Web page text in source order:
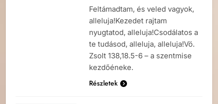
Feltámadtam, és veled vagyok,
alleluja!Kezedet rajtam
nyugtatod, alleluja!Csodálatos a
te tudásod, alleluja, alleluja!Vö.
Zsolt 138,18.5-6 – a szentmise
kezdőéneke.
Részletek